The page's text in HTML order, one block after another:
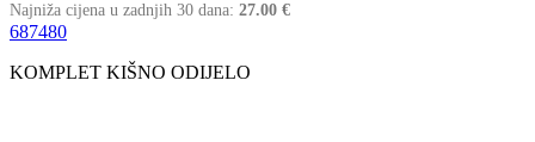
Najniža cijena u zadnjih 30 dana: 27.00 €
687480
KOMPLET KIŠNO ODIJELO